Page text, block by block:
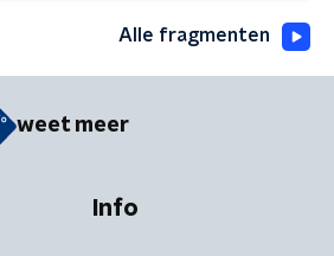
Alle fragmenten
weet meer
Info